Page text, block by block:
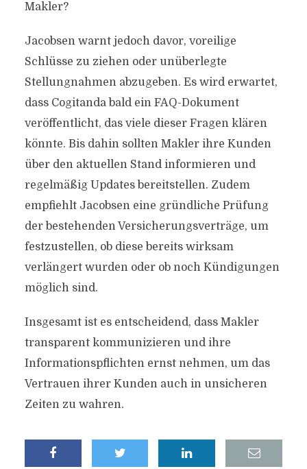
Makler?
Jacobsen warnt jedoch davor, voreilige
Schlüsse zu ziehen oder unüberlegte
Stellungnahmen abzugeben. Es wird erwartet,
dass Cogitanda bald ein FAQ-Dokument
veröffentlicht, das viele dieser Fragen klären
könnte. Bis dahin sollten Makler ihre Kunden
über den aktuellen Stand informieren und
regelmäßig Updates bereitstellen. Zudem
empfiehlt Jacobsen eine gründliche Prüfung
der bestehenden Versicherungsverträge, um
festzustellen, ob diese bereits wirksam
verlängert wurden oder ob noch Kündigungen
möglich sind.
Insgesamt ist es entscheidend, dass Makler
transparent kommunizieren und ihre
Informationspflichten ernst nehmen, um das
Vertrauen ihrer Kunden auch in unsicheren
Zeiten zu wahren.